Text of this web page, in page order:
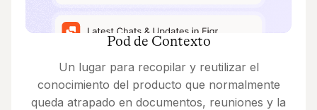
Pod de Contexto
Un lugar para recopilar y reutilizar el
conocimiento del producto que normalmente
queda atrapado en documentos, reuniones y la